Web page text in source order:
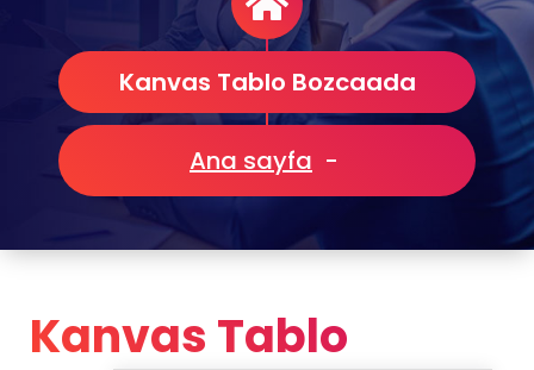
Kanvas Tablo Bozcaada
Ana sayfa -
Kanvas Tablo